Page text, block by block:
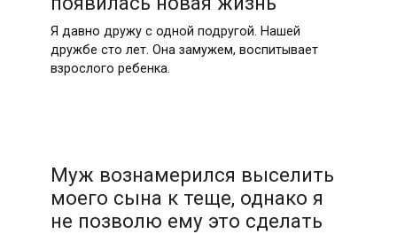
Я давно дружу с одной подругой. Нашей
дружбе сто лет. Она замужем, воспитывает
взрослого ребенка.
Муж вознамерился выселить
моего сына к теще, однако я
не позволю ему это сделать